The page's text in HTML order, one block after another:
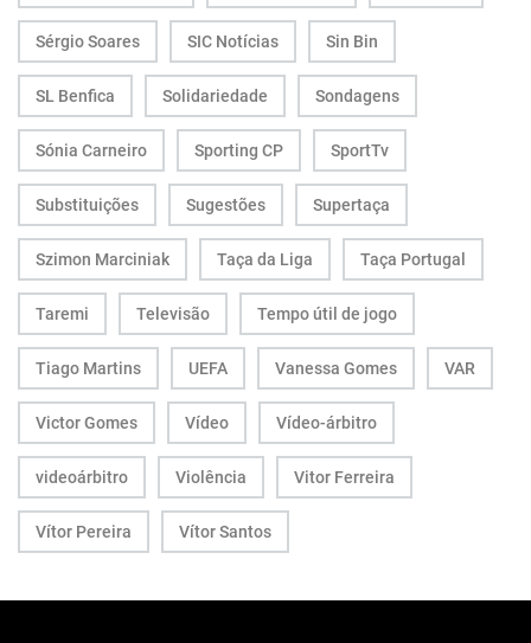
Sérgio Soares SIC Notícias Sin Bin
SL Benfica Solidariedade Sondagens
Sónia Carneiro Sporting CP SportTv
Substituições Sugestões Supertaça
Szimon Marciniak Taça da Liga Taça Portugal
Taremi Televisão Tempo útil de jogo
Tiago Martins UEFA Vanessa Gomes VAR
Victor Gomes Vídeo Vídeo-árbitro
videoárbitro Violência Vitor Ferreira
Vítor Pereira Vítor Santos